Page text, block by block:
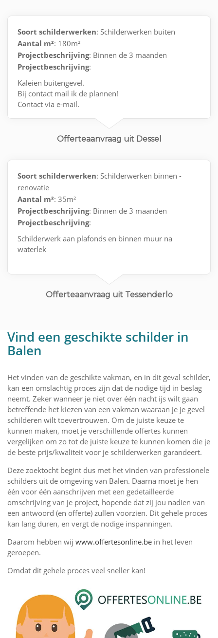
Soort schilderwerken: Schilderwerken buiten
Aantal m²: 180m²
Projectbeschrijving: Binnen de 3 maanden
Projectbeschrijving:
Kaleien buitengevel.
Bij contact mail ik de plannen!
Contact via e-mail.
Offerteaanvraag uit Dessel
Soort schilderwerken: Schilderwerken binnen -
renovatie
Aantal m²: 35m²
Projectbeschrijving: Binnen de 3 maanden
Projectbeschrijving:
Schilderwerk aan plafonds en binnen muur na
waterlek
Offerteaanvraag uit Tessenderlo
Vind een geschikte schilder in
Balen
Het vinden van de geschikte vakman, en in dit geval schilder,
kan een omslachtig proces zijn dat de nodige tijd in beslag
neemt. Zeker wanneer je niet over één nacht ijs wilt gaan
betreffende het kiezen van een vakman waaraan je je gevel
schilderen wilt toevertrouwen. Om de juiste keuze te
kunnen maken, moet je verschillende offertes kunnen
vergelijken om zo tot de juiste keuze te kunnen komen die je
de beste prijs/kwaliteit voor je schilderwerken garandeert.
Deze zoektocht begint dus met het vinden van professionele
schilders uit de omgeving van Balen. Daarna moet je hen
één voor één aanschrijven met een gedetailleerde
omschrijving van je project, hopende dat zij jou nadien van
een antwoord (en offerte) zullen voorzien. Dit gehele proces
kan lang duren, en vergt de nodige inspanningen.
Daarom hebben wij www.offertesonline.be in het leven
geroepen.
Omdat dit gehele proces veel sneller kan!